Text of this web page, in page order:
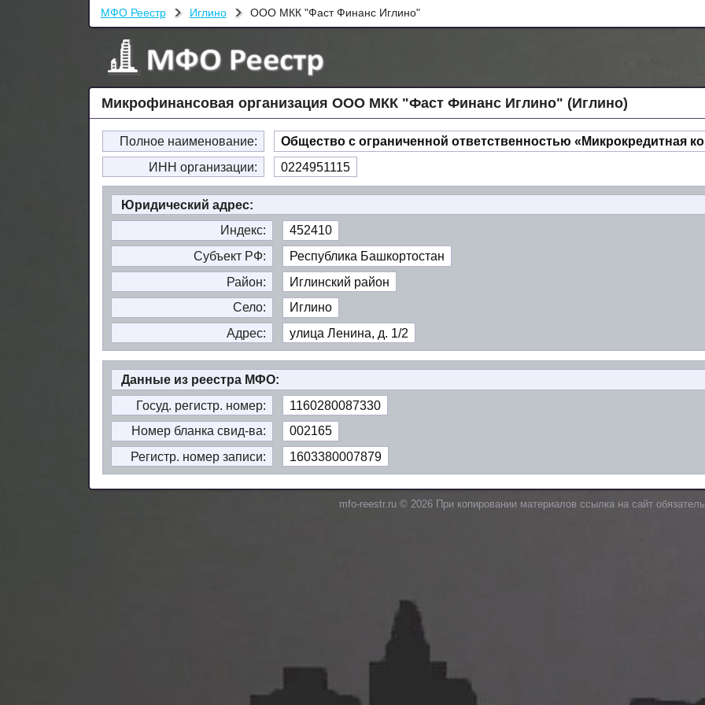
МФО Реестр Иглино ООО МКК "Фаст Финанс Иглино"
Микрофинансовая организация ООО МКК "Фаст Финанс Иглино" (Иглино)
Полное наименование:
Общество с ограниченной ответственностью «Микрокредитная
ИНН организации:
0224951115
Юридический адрес:
Индекс:
452410
Субъект РФ:
Республика Башкортостан
Район:
Иглинский район
Село:
Иглино
Адрес:
улица Ленина, д. 1/2
Данные из реестра МФО:
Госуд. регистр. номер:
1160280087330
Номер бланка свид-ва:
002165
Регистр. номер записи:
1603380007879
mfo-reestr.ru © 2026 При копировании материалов ссылка на сайт